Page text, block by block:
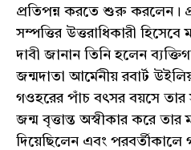
প্রতিপন্ন করতে শুরু করলেন।
সম্পত্তির উত্তরাধিকারী
দাবী জানান তিনি হলেন
জন্মদাতা আর্মেনীয় রবার্ট
গওহরের পাঁচ বৎসর বয়সে তার
জন্ম বৃত্তান্ত অস্বীকার করে
দিয়েছিলেন এবং